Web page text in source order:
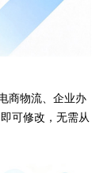
商物流、企业办
可修改，无需从